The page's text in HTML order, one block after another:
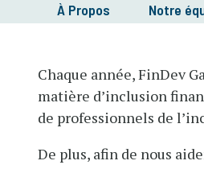
À Propos Notre
Chaque année, FinDev
matière d’inclusion
de professionnels de
De plus, afin de nous